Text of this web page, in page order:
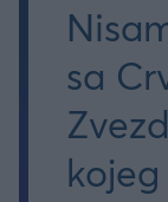
sa